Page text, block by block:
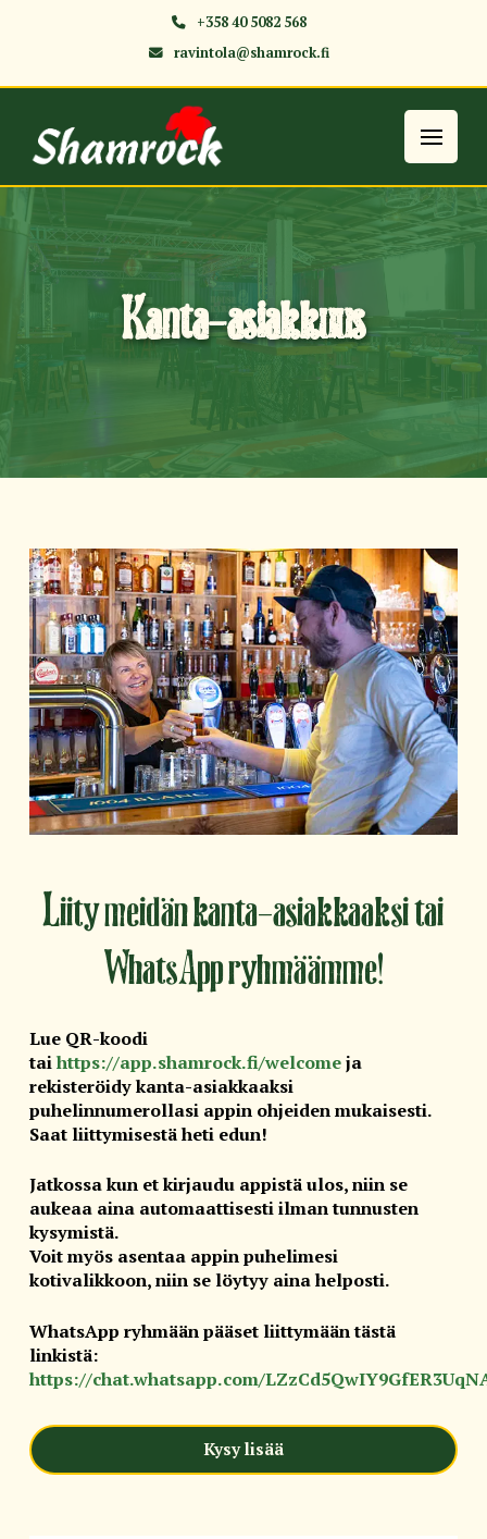
+358 40 5082 568
ravintola@shamrock.fi
Kanta-asiakkuus
Liity meidän kanta-asiakkaaksi tai
WhatsApp ryhmäämme!
Lue QR-koodi
taihttps://app.shamrock.fi/welcomeja
rekisteröidy kanta-asiakkaaksi
puhelinnumerollasi appin ohjeiden mukaisesti.
Saat liittymisestä heti edun!
Jatkossa kun et kirjaudu appistä ulos, niin se
aukeaa aina automaattisesti ilman tunnusten
kysymistä.
Voit myös asentaa appin puhelimesi
kotivalikkoon, niin se löytyy aina helposti.
WhatsApp ryhmään pääset liittymään tästä
linkistä:
https://chat.whatsapp.com/
Kysy lisää